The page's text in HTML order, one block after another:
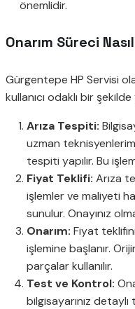
önemlidir.
Onarım Süreci
Gürgentepe HP Servisi
kullanıcı odaklı bir
Arıza Tespiti:
uzman
tespiti yapılır. Bu
Fiyat Teklifi: Arıza
işlemler ve maliyeti
sunulur. Onayınız
Onarım: Fiyat
işlemine başlanır.
parçalar kullanılır.
Test ve Kontrol:
bilgisayarınız